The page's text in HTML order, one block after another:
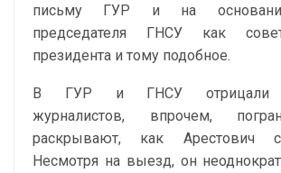
письму ГУР и на
председателя ГНСУ как
президента и тому подобное.
В ГУР и ГНСУ отрицали
журналистов, впрочем,
раскрывают, как Арестович
Несмотря на выезд, он